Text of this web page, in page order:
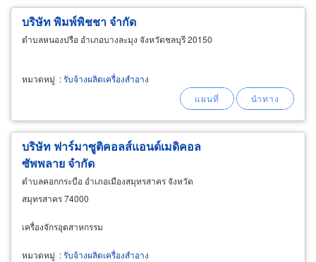
บริษัท พิมพ์พิชชา จำกัด
ตำบลหนองปรือ อำเภอบางละมุง จังหวัดชลบุรี 20150
หมวดหมู่ :รับจ้างผลิตเครื่องสำอาง
บริษัท ฟาร์มาซูติคอลส์แอนด์เมดิคอล
ซัพพลาย จำกัด
ตำบลคอกกระบือ อำเภอเมืองสมุทรสาคร จังหวัด
สมุทรสาคร 74000
เครื่องจักรอุตสาหกรรม
หมวดหมู่ :รับจ้างผลิตเครื่องสำอาง